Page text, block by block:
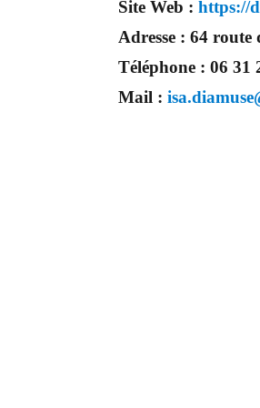
Site Web :https://
Adresse :64 route
Téléphone :06 31
Mail :